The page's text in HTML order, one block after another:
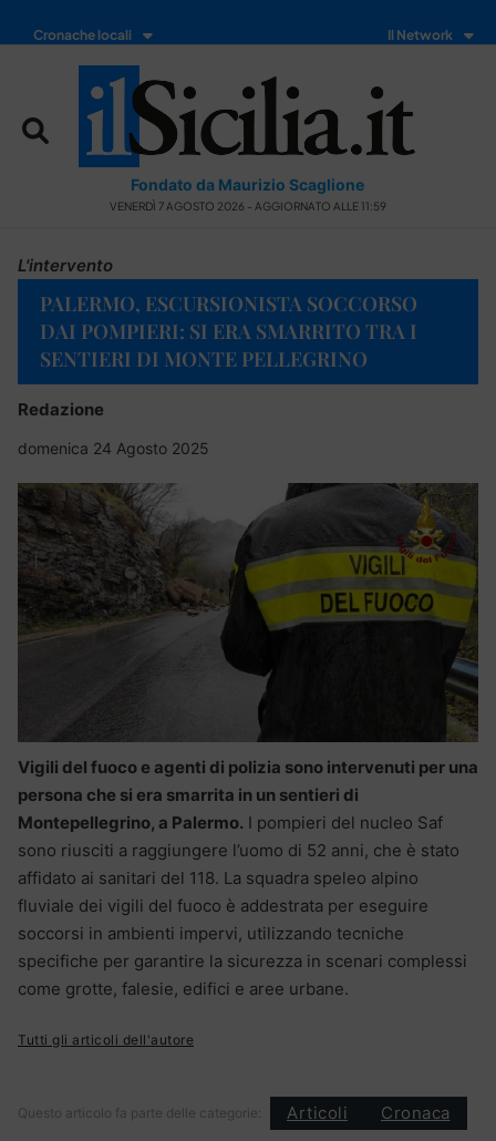
Cronache locali Il Network
Fondato da Maurizio Scaglione
VENERDÌ 7 AGOSTO 2026 - AGGIORNATO ALLE 11:59
L'intervento
PALERMO, ESCURSIONISTA SOCCORSO
DAI POMPIERI: SI ERA SMARRITO TRA I
SENTIERI DI MONTE PELLEGRINO
Redazione
domenica 24 Agosto 2025
Vigili del fuoco e agenti di polizia sono intervenuti per una
persona che si era smarrita in un sentieri di
Montepellegrino, a Palermo. I pompieri del nucleo Saf
sono riusciti a raggiungere l’uomo di 52 anni, che è stato
affidato ai sanitari del 118. La squadra speleo alpino
fluviale dei vigili del fuoco è addestrata per eseguire
soccorsi in ambienti impervi, utilizzando tecniche
specifiche per garantire la sicurezza in scenari complessi
come grotte, falesie, edifici e aree urbane.
Tutti gli articoli dell'autore
Questo articolo fa parte delle categorie: Articoli Cronaca